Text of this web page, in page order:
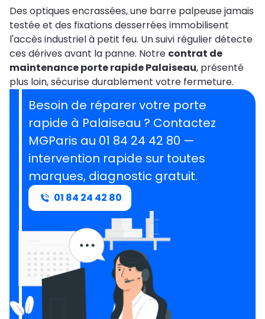
Des optiques encrassées, une barre palpeuse jamais
testée et des fixations desserrées immobilisent
l'accès industriel à petit feu. Un suivi régulier détecte
ces dérives avant la panne. Notre contrat de
maintenance porte rapide Palaiseau, présenté
plus loin, sécurise durablement votre fermeture.
Besoin de réparer votre porte
rapide à Palaiseau ? Contactez
MGParis au 01 84 24 42 80 —
intervention rapide sur toutes
marques, diagnostic gratuit.
01 84 24 42 80